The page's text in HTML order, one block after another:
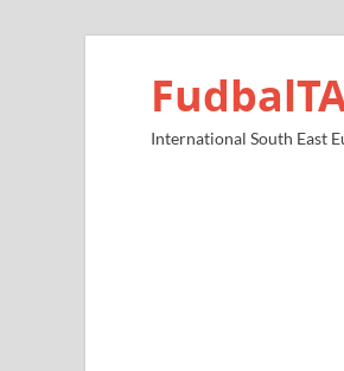
International South East